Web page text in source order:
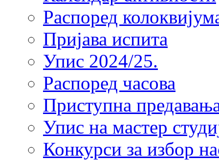
Распоред
Пријава испита
Упис 2024/25.
Распоред часова
Приступна
Упис на мастер
Конкурси за избор